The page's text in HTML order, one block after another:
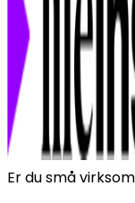
Er du små